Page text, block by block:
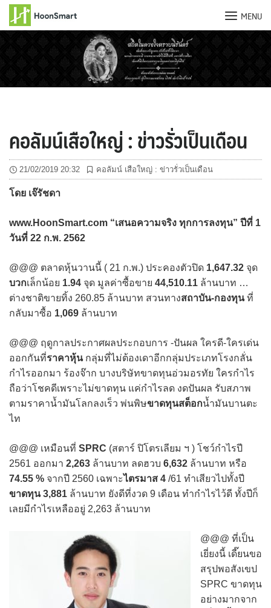
MENU
คอลัมน์เสือใหญ่ : ข่าวรั่วเป็นเดือน
21/02/2019 20:32 คอลัมน์ เสือใหญ่ : ข่าวรั่วเป็นเดือน
โดย เจ๊รัชดา
www.HoonSmart.com “เสนอความจริง ทุกการลงทุน” ปีที่ 1
วันที่ 22 ก.พ. 2562
@@@ ตลาดหุ้นวานนี้ ( 21 ก.พ.) ประคองตัวปิด 1,647.32 จุด
บวกเล็กน้อย 1.94 จุด มูลค่าซื้อขาย 44,510.11 ล้านบาท …
ต่างชาติขายทิ้ง 260.85 ล้านบาท สวนทางสถาบัน-กองทุนที่
กลับมาซื้อ 1,069 ล้านบาท
@@@ ฤดูกาลประกาศผลประกอบการ -ปันผล ใครดี-ใครเด่น
ออกกันที่ราคาหุ้นกลุ่มที่ไม่ต้องเดาอีกกลุ่มประเภทโรงกลั่น
กำไรออกมา ร้องจ๊าก บางบริษัทขาดทุนอ่วมอรทัย ใครกำไร
ถือว่าโชคดีเพราะไม่ขาดทุน แค่กำไรลด งดปันผล รับสภาพ
ตามราคาน้ำมันโลกลงเร็ว พ่นพิษขาดทุนสต็อกน้ำมันบานตะ
ไท
@@@ เหมือนที่ SPRC (สตาร์ ปิโตรเลียม ฯ ) โชว์กำไรปี
2561 ออกมา 2,263 ล้านบาท ลดฮวบ 6,632 ล้านบาท หรือ
74.55 % จากปี 2560 เฉพาะไตรมาส 4 /61 ทำเสียวไปทั้งปี
ขาดทุน 3,881 ล้านบาท ยังดีที่งวด 9 เดือน ทำกำไรไว้ดี ทั้งปีก็
เลยมีกำไรเหลืออยู่ 2,263 ล้านบาท
@@@ ที่เป็น
เยี่ยงนี้ เดี๊ยนขอ
สรุปพอสังเขป
SPRC ขาดทุน
อย่างมากจาก